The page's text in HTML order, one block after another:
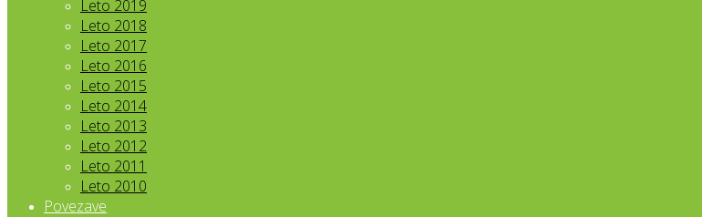
Leto 2019
Leto 2018
Leto 2017
Leto 2016
Leto 2015
Leto 2014
Leto 2013
Leto 2012
Leto 2011
Leto 2010
Povezave